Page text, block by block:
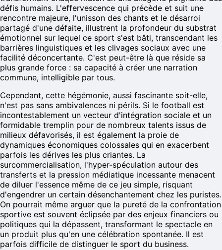
défis humains. L'effervescence qui précède et suit une
rencontre majeure, l'unisson des chants et le désarroi
partagé d'une défaite, illustrent la profondeur du substrat
émotionnel sur lequel ce sport s'est bâti, transcendant les
barrières linguistiques et les clivages sociaux avec une
facilité déconcertante. C'est peut-être là que réside sa
plus grande force : sa capacité à créer une narration
commune, intelligible par tous.
Cependant, cette hégémonie, aussi fascinante soit-elle,
n'est pas sans ambivalences ni périls. Si le football est
incontestablement un vecteur d'intégration sociale et un
formidable tremplin pour de nombreux talents issus de
milieux défavorisés, il est également la proie de
dynamiques économiques colossales qui en exacerbent
parfois les dérives les plus criantes. La
surcommercialisation, l'hyper-spéculation autour des
transferts et la pression médiatique incessante menacent
de diluer l'essence même de ce jeu simple, risquant
d'engendrer un certain désenchantement chez les puristes.
On pourrait même arguer que la pureté de la confrontation
sportive est souvent éclipsée par des enjeux financiers ou
politiques qui la dépassent, transformant le spectacle en
un produit plus qu'en une célébration spontanée. Il est
parfois difficile de distinguer le sport du business.